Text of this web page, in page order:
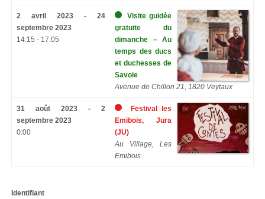
2 avril 2023 - 24
septembre 2023
14:15 - 17:05
Visite guidée
gratuite du
dimanche – Au
temps des ducs
et duchesses de
Savoie
Avenue de Chillon 21, 1820 Veytaux
31 août 2023 - 2
septembre 2023
0:00
Festival les
Emibois, Jura
(JU)
Au Village, Les
Emibois
Identifiant